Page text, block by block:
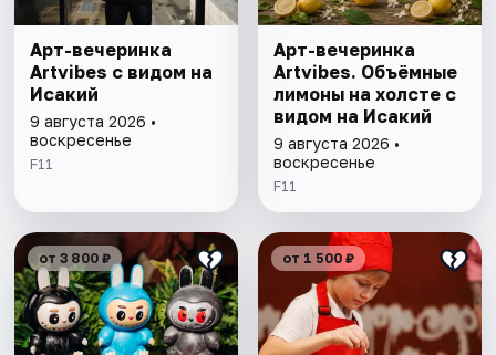
Арт-вечеринка
Artvibes с видом на
Исакий
9 августа 2026 •
воскресенье
F11
Арт-вечеринка
Artvibes. Объёмные
лимоны на холсте с
видом на Исакий
9 августа 2026 •
воскресенье
F11
от 3 800 ₽ от 1 500 ₽